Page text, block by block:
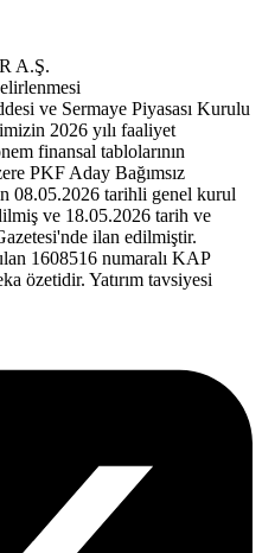
A.Ş.
ve Sermaye Piyasası Kurulu
2026 yılı faaliyet
finansal tablolarının
PKF Aday Bağımsız
08.05.2026 tarihli genel kurul
ve 18.05.2026 tarih ve
ilan edilmiştir.
1608516 numaralı KAP
özetidir. Yatırım tavsiyesi